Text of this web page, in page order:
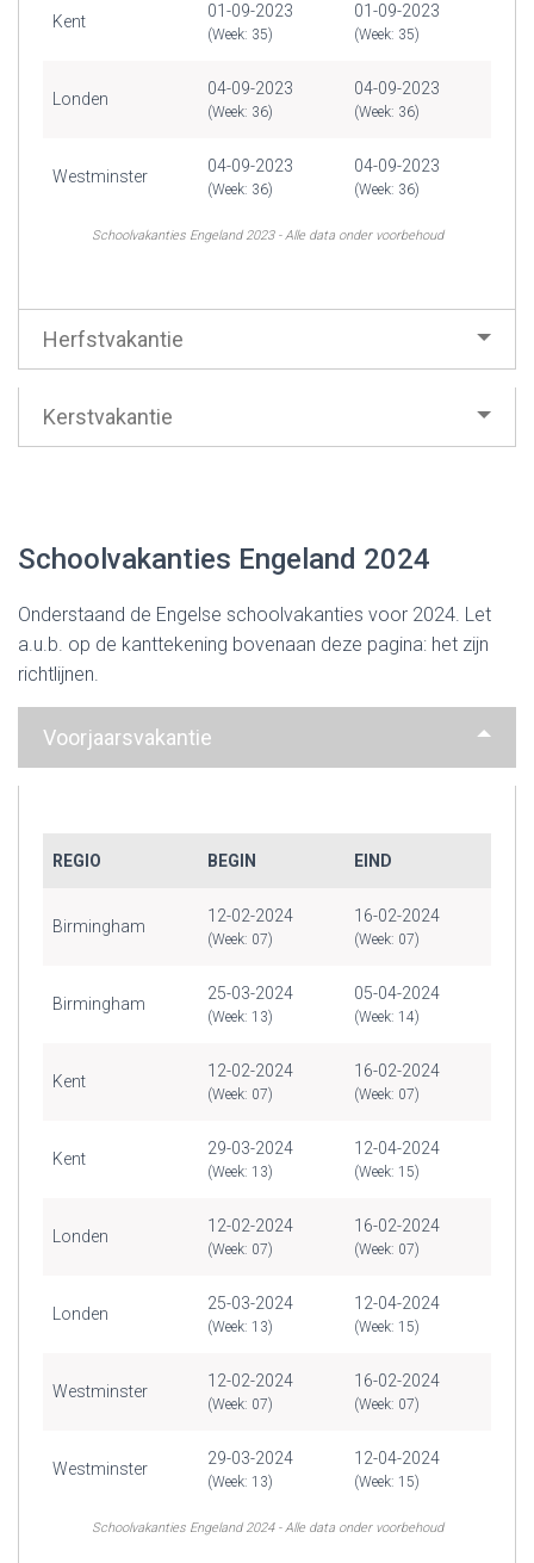
Schoolvakanties Engeland 2023 - Alle data onder voorbehoud
Kent
01-09-2023
(Week: 35)
01-09-2023
(Week: 35)
Londen
04-09-2023
(Week: 36)
04-09-2023
(Week: 36)
Westminster
04-09-2023
(Week: 36)
04-09-2023
(Week: 36)
Herfstvakantie
Kerstvakantie
Schoolvakanties Engeland 2024
Onderstaand de Engelse schoolvakanties voor 2024. Let
a.u.b. op de kanttekening bovenaan deze pagina: het zijn
richtlijnen.
Voorjaarsvakantie
Schoolvakanties Engeland 2024 - Alle data onder voorbehoud
REGIO BEGIN EIND
Birmingham
12-02-2024
(Week: 07)
16-02-2024
(Week: 07)
Birmingham
25-03-2024
(Week: 13)
05-04-2024
(Week: 14)
Kent
12-02-2024
(Week: 07)
16-02-2024
(Week: 07)
Kent
29-03-2024
(Week: 13)
12-04-2024
(Week: 15)
Londen
12-02-2024
(Week: 07)
16-02-2024
(Week: 07)
Londen
25-03-2024
(Week: 13)
12-04-2024
(Week: 15)
Westminster
12-02-2024
(Week: 07)
16-02-2024
(Week: 07)
Westminster
29-03-2024
(Week: 13)
12-04-2024
(Week: 15)